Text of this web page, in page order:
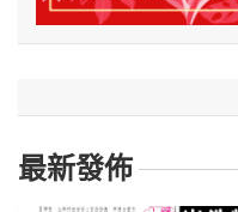
最新發佈